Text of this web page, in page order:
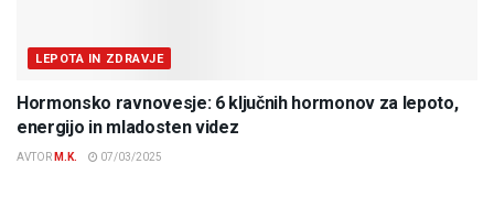
LEPOTA IN ZDRAVJE
Hormonsko ravnovesje: 6 ključnih hormonov za lepoto,
energijo in mladosten videz
AVTOR M.K. 07/03/2025